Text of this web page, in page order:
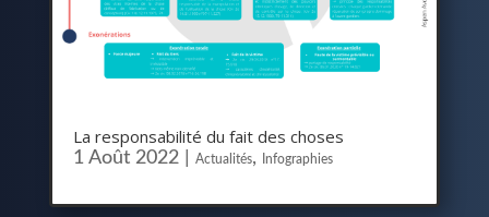
La responsabilité du fait des choses
1 Août 2022| Actualités, Infographies